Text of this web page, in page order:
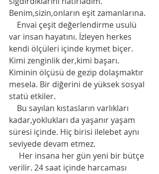
Benim,sizin,onların eşit zamanlarına.
var insan hayatını. İzleyen herkes
kendi ölçüleri içinde kıymet biçer.
Kimi zenginlik der,kimi başarı.
Kiminin ölçüsü de gezip dolaşmaktır
mesela. Bir diğerini de yüksek sosyal
statü etkiler.
kadar,yoklukları da yaşanır yaşam
süresi içinde. Hiç birisi ilelebet aynı
seviyede devam etmez.
verilir. 24 saat içinde harcaması